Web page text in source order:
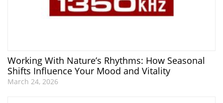
Working With Nature’s Rhythms: How Seasonal
Shifts Influence Your Mood and Vitality
March 24, 2026